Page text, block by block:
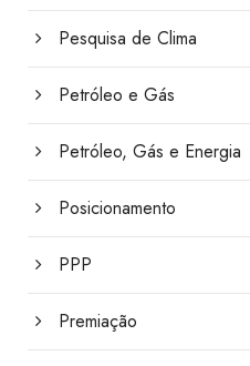
Pesquisa de Clima
Petróleo e Gás
Petróleo, Gás e Energia
Posicionamento
PPP
Premiação